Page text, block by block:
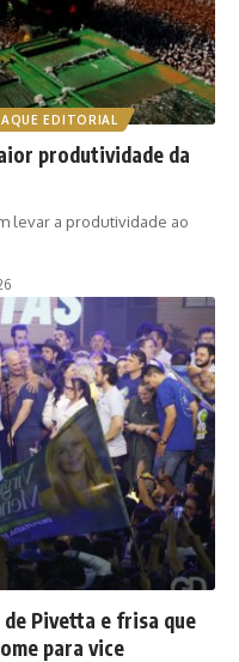
EDITORIAL
produtividade da
levar a produtividade ao
de Pivetta e frisa que
para vice